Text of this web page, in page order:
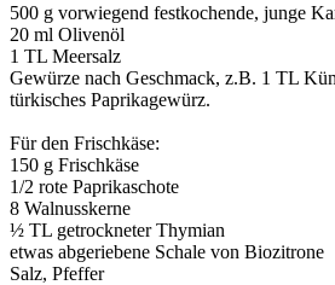
500 g vorwiegend festkochende, junge
20 ml Olivenöl
1 TL Meersalz
Gewürze nach Geschmack, z.B. 1 TL
türkisches Paprikagewürz.
Für den Frischkäse:
150 g Frischkäse
1/2 rote Paprikaschote
8 Walnusskerne
½ TL getrockneter Thymian
etwas abgeriebene Schale von Biozitrone
Salz, Pfeffer